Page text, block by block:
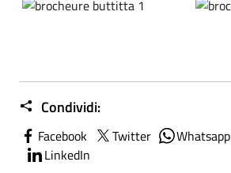
Condividi:
Facebook Twitter Whatsapp
LinkedIn